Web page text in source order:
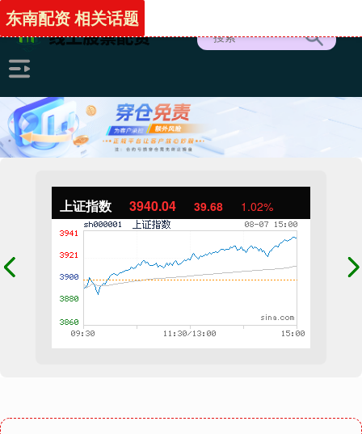
上证指数 3940.04 39.68 1.02%
东南配资 相关话题